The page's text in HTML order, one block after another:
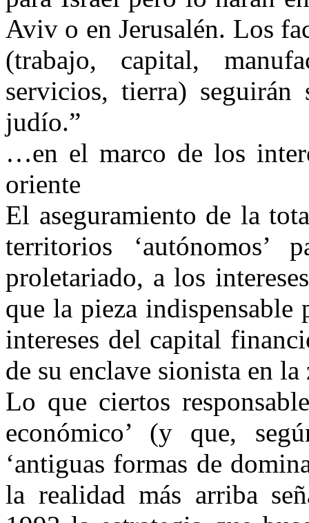
Aviv o en Jerusalén. Los
(trabajo, capital,
servicios, tierra)
judío.”
…en el marco de los
oriente
El aseguramiento de la
territorios
proletariado, a los
que la pieza indispensable
intereses del capital
de su enclave sionista en la
Lo que ciertos
económico’ (y que,
‘antiguas formas de
la realidad más arriba